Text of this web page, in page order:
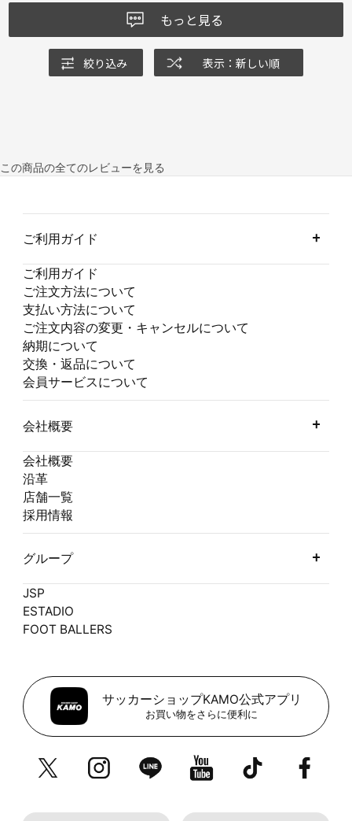
もっと見る
絞り込み 表示：新しい順
この商品の全てのレビューを見る
ご利用ガイド
ご利用ガイド
ご注文方法について
支払い方法について
ご注文内容の変更・キャンセルについて
納期について
交換・返品について
会員サービスについて
会社概要
会社概要
沿革
店舗一覧
採用情報
グループ
JSP
ESTADIO
FOOT BALLERS
サッカーショップKAMO公式アプリ
お買い物をさらに便利に